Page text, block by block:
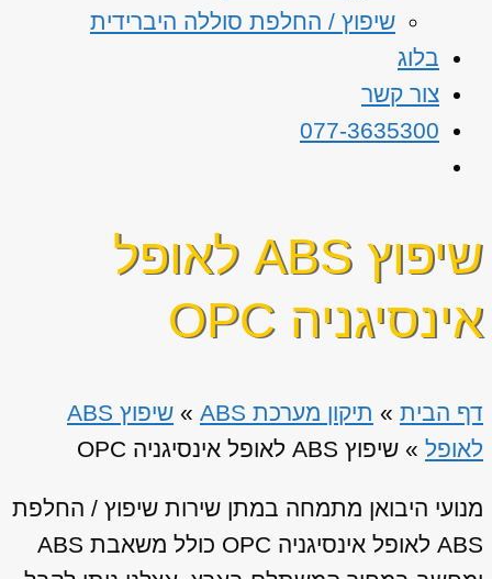
שיפוץ / החלפת סוללה היברידית
בלוג
צור קשר
077-3635300
שיפוץ ABS לאופל
אינסיגניה OPC
דף הבית » תיקון מערכת ABS »
שיפוץ ABS
לאופל » שיפוץ ABS לאופל אינסיגניה OPC
מנועי היבואן מתמחה במתן שירות שיפוץ / החלפת
ABS לאופל אינסיגניה OPC כולל משאבת ABS